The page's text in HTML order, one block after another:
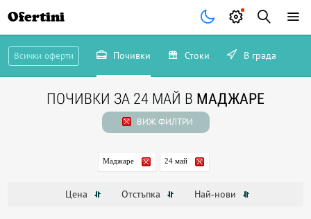
Ofertini
Всички оферти Почивки Стоки В града
ПОЧИВКИ ЗА 24 МАЙ В МАДЖАРЕ
ВИЖ ФИЛТРИ
Маджаре 24 май
Цена Отстъпка Най-нови